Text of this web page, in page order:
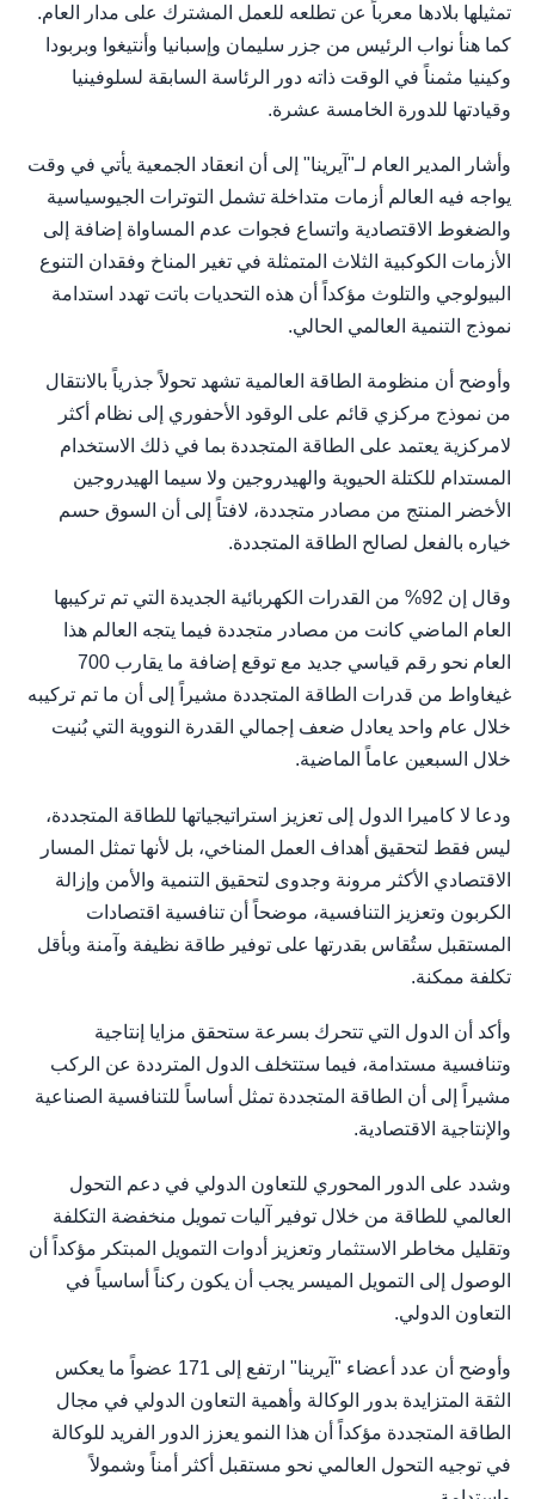
تمثيلها بلادها معرباً عن تطلعه للعمل المشترك على مدار العام.
كما هنأ نواب الرئيس من جزر سليمان وإسبانيا وأنتيغوا وبربودا
وكينيا مثمناً في الوقت ذاته دور الرئاسة السابقة لسلوفينيا
وقيادتها للدورة الخامسة عشرة.
وأشار المدير العام لـ"آيرينا" إلى أن انعقاد الجمعية يأتي في وقت
يواجه فيه العالم أزمات متداخلة تشمل التوترات الجيوسياسية
والضغوط الاقتصادية واتساع فجوات عدم المساواة إضافة إلى
الأزمات الكوكبية الثلاث المتمثلة في تغير المناخ وفقدان التنوع
البيولوجي والتلوث مؤكداً أن هذه التحديات باتت تهدد استدامة
نموذج التنمية العالمي الحالي.
وأوضح أن منظومة الطاقة العالمية تشهد تحولاً جذرياً بالانتقال
من نموذج مركزي قائم على الوقود الأحفوري إلى نظام أكثر
لامركزية يعتمد على الطاقة المتجددة بما في ذلك الاستخدام
المستدام للكتلة الحيوية والهيدروجين ولا سيما الهيدروجين
الأخضر المنتج من مصادر متجددة، لافتاً إلى أن السوق حسم
خياره بالفعل لصالح الطاقة المتجددة.
وقال إن 92% من القدرات الكهربائية الجديدة التي تم تركيبها
العام الماضي كانت من مصادر متجددة فيما يتجه العالم هذا
العام نحو رقم قياسي جديد مع توقع إضافة ما يقارب 700
غيغاواط من قدرات الطاقة المتجددة مشيراً إلى أن ما تم تركيبه
خلال عام واحد يعادل ضعف إجمالي القدرة النووية التي بُنيت
خلال السبعين عاماً الماضية.
ودعا لا كاميرا الدول إلى تعزيز استراتيجياتها للطاقة المتجددة،
ليس فقط لتحقيق أهداف العمل المناخي، بل لأنها تمثل المسار
الاقتصادي الأكثر مرونة وجدوى لتحقيق التنمية والأمن وإزالة
الكربون وتعزيز التنافسية، موضحاً أن تنافسية اقتصادات
المستقبل ستُقاس بقدرتها على توفير طاقة نظيفة وآمنة وبأقل
تكلفة ممكنة.
وأكد أن الدول التي تتحرك بسرعة ستحقق مزايا إنتاجية
وتنافسية مستدامة، فيما ستتخلف الدول المترددة عن الركب
مشيراً إلى أن الطاقة المتجددة تمثل أساساً للتنافسية الصناعية
والإنتاجية الاقتصادية.
وشدد على الدور المحوري للتعاون الدولي في دعم التحول
العالمي للطاقة من خلال توفير آليات تمويل منخفضة التكلفة
وتقليل مخاطر الاستثمار وتعزيز أدوات التمويل المبتكر مؤكداً أن
الوصول إلى التمويل الميسر يجب أن يكون ركناً أساسياً في
التعاون الدولي.
وأوضح أن عدد أعضاء "آيرينا" ارتفع إلى 171 عضواً ما يعكس
الثقة المتزايدة بدور الوكالة وأهمية التعاون الدولي في مجال
الطاقة المتجددة مؤكداً أن هذا النمو يعزز الدور الفريد للوكالة
في توجيه التحول العالمي نحو مستقبل أكثر أمناً وشمولاً